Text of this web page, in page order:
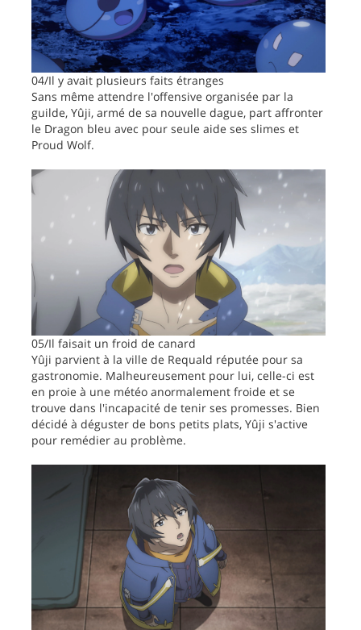
04/Il y avait plusieurs faits étranges
Sans même attendre l'offensive organisée par la
guilde, Yûji, armé de sa nouvelle dague, part affronter
le Dragon bleu avec pour seule aide ses slimes et
Proud Wolf.
05/Il faisait un froid de canard
Yûji parvient à la ville de Requald réputée pour sa
gastronomie. Malheureusement pour lui, celle-ci est
en proie à une météo anormalement froide et se
trouve dans l'incapacité de tenir ses promesses. Bien
décidé à déguster de bons petits plats, Yûji s'active
pour remédier au problème.